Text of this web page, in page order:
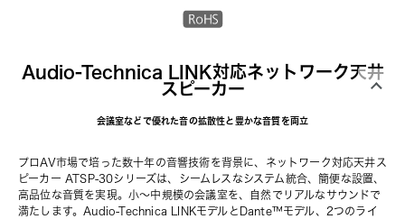
Audio-Technica LINK対応ネットワーク天井
スピーカー
会議室などで優れた音の拡散性と豊かな音質を両立
プロAV市場で培った数十年の音響技術を背景に、ネットワーク対応天井ス
ピーカー ATSP-30シリーズは、シームレスなシステム統合、簡便な設置、
高品位な音質を実現。小〜中規模の会議室を、自然でリアルなサウンドで
満たします。Audio-Technica LINKモデルとDante™モデル、2つのライ